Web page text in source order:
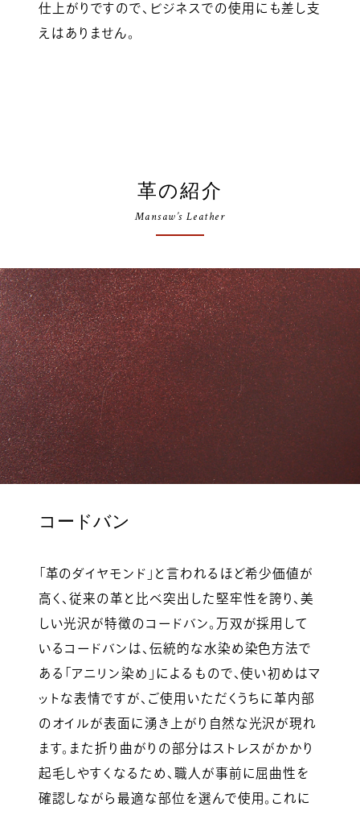
仕上がりですので、ビジネスでの使用にも差し支
えはありません。
革の紹介
Mansaw’s Leather
コードバン
「革のダイヤモンド」と言われるほど希少価値が
高く、従来の革と比べ突出した堅牢性を誇り、美
しい光沢が特徴のコードバン。万双が採用して
いるコードバンは、伝統的な水染め染色方法で
ある「アニリン染め」によるもので、使い初めはマ
ットな表情ですが、ご使用いただくうちに革内部
のオイルが表面に湧き上がり自然な光沢が現れ
ます。また折り曲がりの部分はストレスがかかり
起毛しやすくなるため、職人が事前に屈曲性を
確認しながら最適な部位を選んで使用。これに